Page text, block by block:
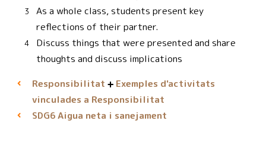
As a whole class, students present key
reflections of their partner.
Discuss things that were presented and share
thoughts and discuss implications
Responsibilitat
Exemples d'activitats
vinculades a Responsibilitat
SDG6Aigua neta i sanejament